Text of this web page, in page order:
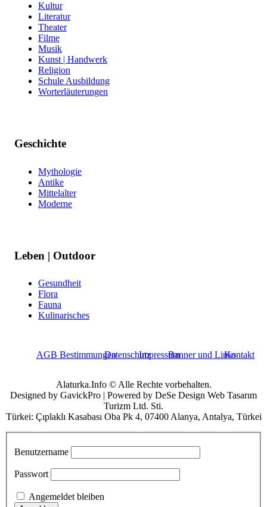
Kultur
Literatur
Theater
Filme
Musik
Kunst | Handwerk
Religion
Schule Ausbildung
Worterläuterungen
Geschichte
Mythologie
Antike
Mittelalter
Moderne
Leben | Outdoor
Gesundheit
Flora
Fauna
Kulinarisches
AGB BestimmungenDatenschutzImpressumBanner und LinksKontakt
Alaturka.Info © Alle Rechte vorbehalten.
Designed by GavickPro | Powered by DeSe Design Web Tasarım
Turizm Ltd. Sti.
Türkei: Çıplaklı Kasabası Oba Pk 4, 07400 Alanya, Antalya, Türkei
Benutzername
Passwort
Angemeldet bleiben